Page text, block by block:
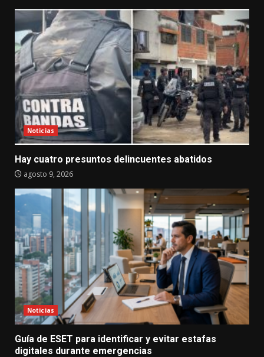
Noticias
Hay cuatro presuntos delincuentes abatidos
agosto 9, 2026
Noticias
Guía de ESET para identificar y evitar estafas
digitales durante emergencias